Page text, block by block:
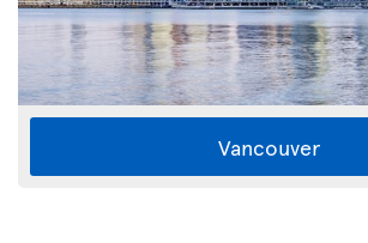
Vancouver